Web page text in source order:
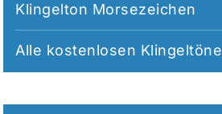
Klingelton Morsezeichen
Alle kostenlosen Klingeltöne